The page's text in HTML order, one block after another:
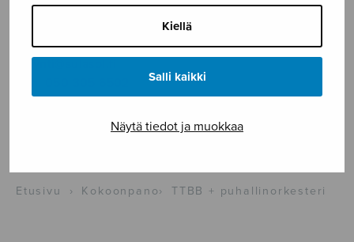
Kiellä
Salli kaikki
Näytä tiedot ja muokkaa
Tallberginkatu 1 B, 1,5 krs.
myynti@sulasol.fi
Etusivu › Kokoonpano› TTBB + puhallinorkesteri